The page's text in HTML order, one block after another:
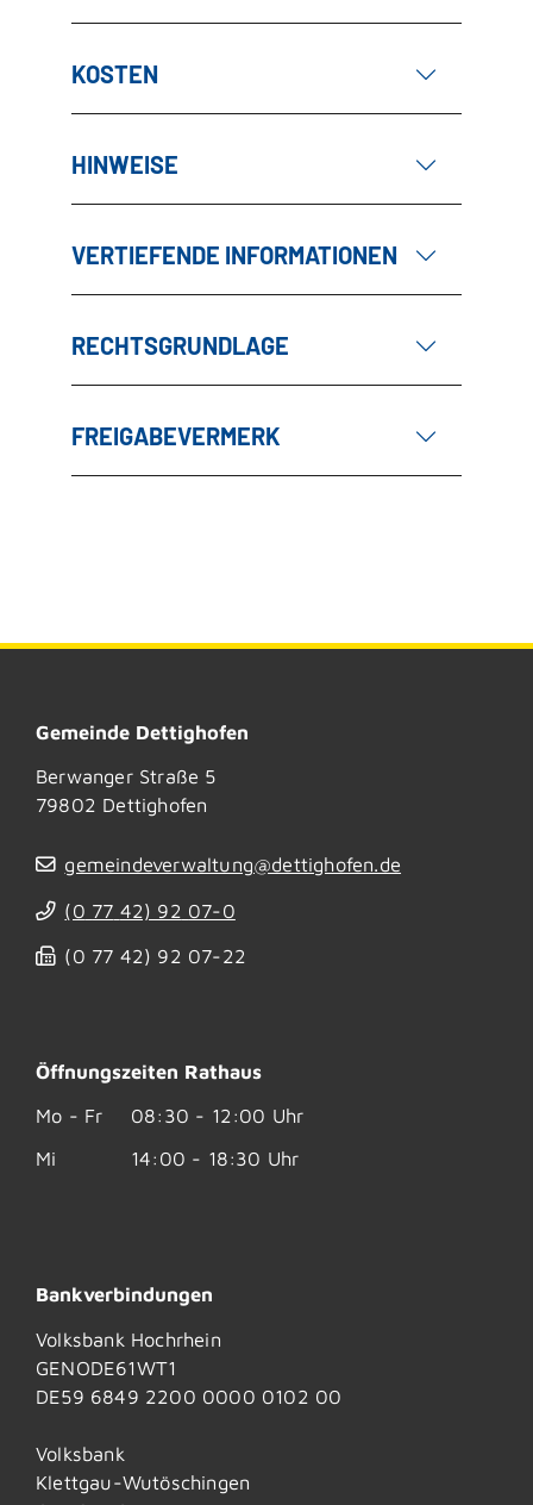
KOSTEN
HINWEISE
VERTIEFENDE INFORMATIONEN
RECHTSGRUNDLAGE
FREIGABEVERMERK
Gemeinde Dettighofen
Berwanger Straße 5
79802 Dettighofen
gemeindeverwaltung@dettighofen.de
(0 77 42) 92 07-0
(0 77 42) 92 07-22
Öffnungszeiten Rathaus
Mo - Fr
08:30 - 12:00 Uhr
Mi
14:00 - 18:30 Uhr
Bankverbindungen
Volksbank Hochrhein
GENODE61WT1
DE59 6849 2200 0000 0102 00
Volksbank
Klettgau-Wutöschingen